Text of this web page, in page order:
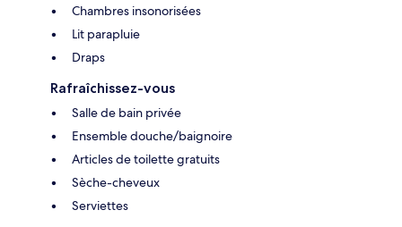
Chambres insonorisées
Lit parapluie
Draps
Rafraîchissez-vous
Salle de bain privée
Ensemble douche/baignoire
Articles de toilette gratuits
Sèche-cheveux
Serviettes